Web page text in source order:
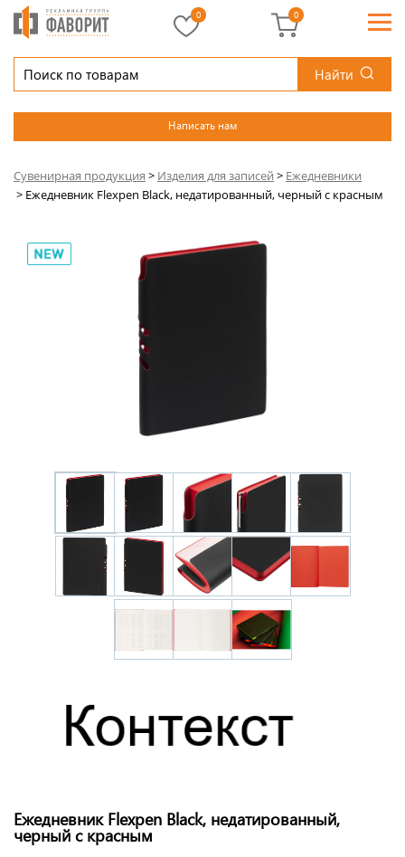
Найти
Написать нам
0 0
Сувенирная продукция > Изделия для записей > Ежедневники
> Ежедневник Flexpen Black, недатированный, черный с красным
Ежедневник Flexpen Black, недатированный,
черный с красным